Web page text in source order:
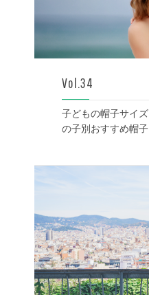
Vol.34
子どもの帽子サイ
の子別おすすめ帽子